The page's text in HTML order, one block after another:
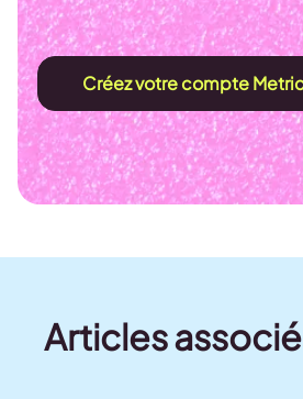
Créez votre compte
Articles